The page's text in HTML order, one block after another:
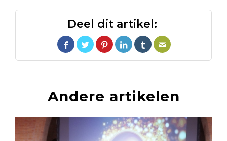
Deel dit artikel:
Andere artikelen